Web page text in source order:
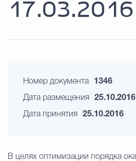
Номер документа 1346
Дата размещения 25.10.2016
Дата принятия 25.10.2016
В целях оптимизации порядка